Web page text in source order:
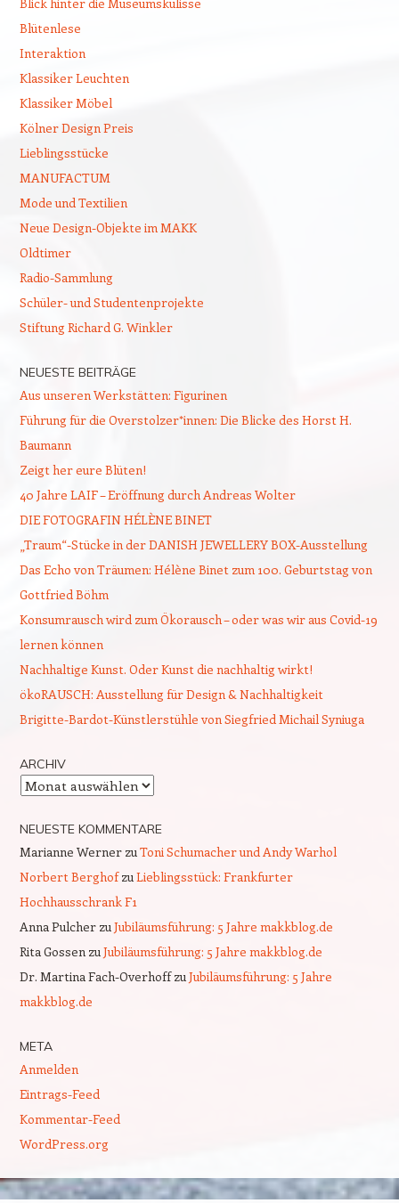
Blütenlese
Interaktion
Klassiker Leuchten
Klassiker Möbel
Kölner Design Preis
Lieblingsstücke
MANUFACTUM
Mode und Textilien
Neue Design-Objekte im MAKK
Oldtimer
Radio-Sammlung
Schüler- und Studentenprojekte
Stiftung Richard G. Winkler
NEUESTE BEITRÄGE
Aus unseren Werkstätten: Figurinen
Führung für die Overstolzer*innen: Die Blicke des Horst H.
Baumann
Zeigt her eure Blüten!
40 Jahre LAIF – Eröffnung durch Andreas Wolter
DIE FOTOGRAFIN HÉLÈNE BINET
„Traum“-Stücke in der DANISH JEWELLERY BOX-Ausstellung
Das Echo von Träumen: Hélène Binet zum 100. Geburtstag von
Gottfried Böhm
Konsumrausch wird zum Ökorausch – oder was wir aus Covid-19
lernen können
Nachhaltige Kunst. Oder Kunst die nachhaltig wirkt!
ökoRAUSCH: Ausstellung für Design & Nachhaltigkeit
Brigitte-Bardot-Künstlerstühle von Siegfried Michail Syniuga
ARCHIV
Archiv
NEUESTE KOMMENTARE
Marianne WernerzuToni Schumacher und Andy Warhol
Norbert BerghofzuLieblingsstück: Frankfurter
Hochhausschrank F1
Anna PulcherzuJubiläumsführung: 5 Jahre makkblog.de
Rita GossenzuJubiläumsführung: 5 Jahre makkblog.de
Dr. Martina Fach-OverhoffzuJubiläumsführung: 5 Jahre
makkblog.de
META
Anmelden
Eintrags-Feed
Kommentar-Feed
WordPress.org